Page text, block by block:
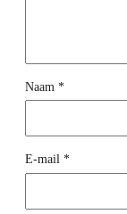
Naam *
E-mail *